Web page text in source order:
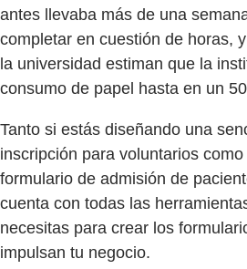
antes llevaba más de una
completar en cuestión de horas,
la universidad estiman que la
consumo de papel hasta en un
Tanto si estás diseñando una
inscripción para voluntarios
formulario de admisión de
cuenta con todas las
necesitas para crear los
impulsan tu negocio.